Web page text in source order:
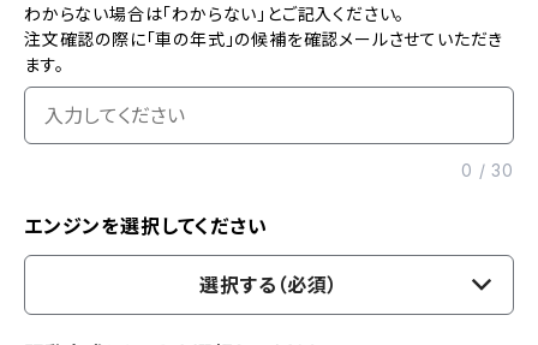
わからない場合は「わからない」とご記入ください。
注文確認の際に「車の年式」の候補を確認メールさせていただき
ます。
0 /30
エンジンを選択してください
選択する（必須）